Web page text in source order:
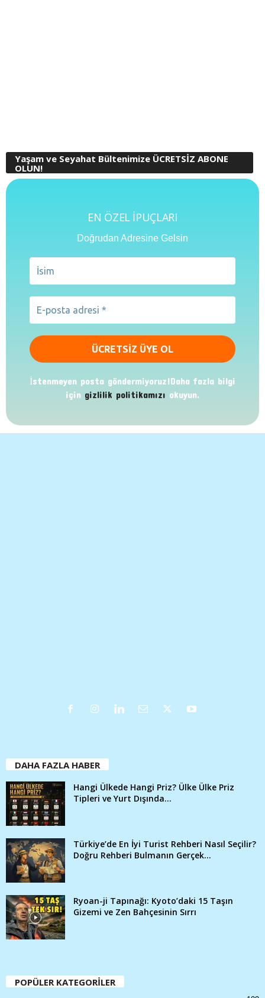
Yaşam ve Seyahat Bültenimize ÜCRETSİZ ABONE
OLUN!
EN ÖZEL İPUÇLARI
Doğrudan Adresine Gelsin
İstenmeyen posta göndermiyoruz!Daha fazla bilgi
için gizlilik politikamızı okuyun.
DAHA FAZLA HABER
Hangi Ülkede Hangi Priz? Ülke Ülke Priz
Tipleri ve Yurt Dışında...
Türkiye’de En İyi Turist Rehberi Nasıl Seçilir?
Doğru Rehberi Bulmanın Gerçek...
Ryoan-ji Tapınağı: Kyoto’daki 15 Taşın
Gizemi ve Zen Bahçesinin Sırrı
POPÜLER KATEGORİLER